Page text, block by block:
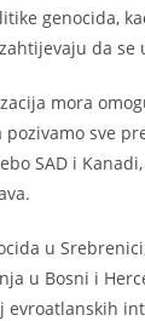
genocida,
da
mora
pozivamo sve
SAD i
u
u Bosni i
evroatlanskih